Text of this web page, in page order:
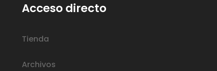
Acceso directo
Tienda
Archivos